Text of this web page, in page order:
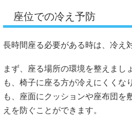
座位での冷え予防
長時間座る必要がある時は、冷え
まず、座る場所の環境を整えまし
も、椅子に座る方が冷えにくくな
も、座面にクッションや座布団を
えを防ぐことができます。